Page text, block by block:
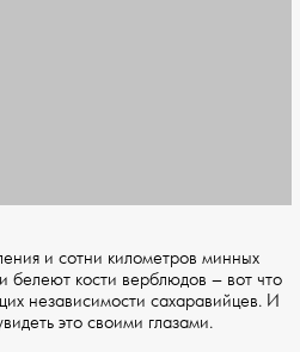
и сотни километров минных
белеют кости верблюдов – вот что
независимости сахаравийцев. И
это своими глазами.